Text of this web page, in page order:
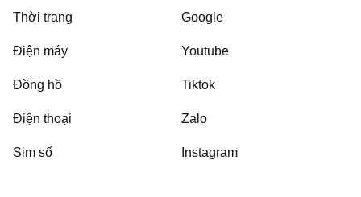
Thời trang
Điện máy
Đồng hồ
Điện thoại
Sim số
Google
Youtube
Tiktok
Zalo
Instagram